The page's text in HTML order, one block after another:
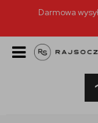
Darmowa